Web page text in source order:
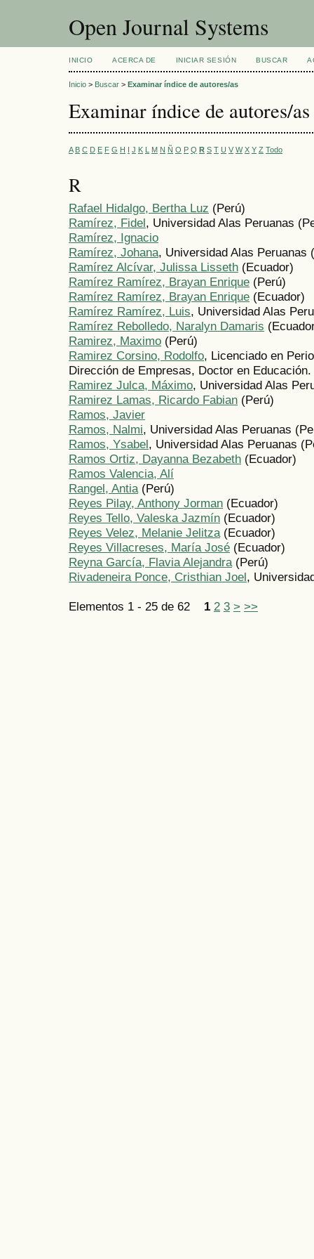
Open Journal Systems
INICIO ACERCA DE INICIAR SESIÓN BUSCAR
Inicio > Buscar > Examinar índice de autores/as
Examinar índice de autores/as
A B C D E F G H I J K L M N Ñ O P Q R S T U V W X Y Z Todo
R
Rafael Hidalgo, Bertha Luz (Perú)
Ramírez, Fidel, Universidad Alas Peruanas
Ramírez, Ignacio
Ramírez, Johana, Universidad Alas Peruanas
Ramírez Alcívar, Julissa Lisseth (Ecuador)
Ramírez Ramírez, Brayan Enrique (Perú)
Ramírez Ramírez, Brayan Enrique (Ecuador)
Ramírez Ramírez, Luis, Universidad Alas
Ramírez Rebolledo, Naralyn Damaris
Ramirez, Maximo (Perú)
Ramirez Corsino, Rodolfo, Licenciado en
Dirección de Empresas, Doctor en
Ramirez Julca, Máximo, Universidad Alas
Ramirez Lamas, Ricardo Fabian (Perú)
Ramos, Javier
Ramos, Nalmi, Universidad Alas Peruanas
Ramos, Ysabel, Universidad Alas Peruanas
Ramos Ortiz, Dayanna Bezabeth (Ecuador)
Ramos Valencia, Alí
Rangel, Antia(Perú)
Reyes Pilay, Anthony Jorman (Ecuador)
Reyes Tello, Valeska Jazmín (Ecuador)
Reyes Velez, Melanie Jelitza(Ecuador)
Reyes Villacreses, María José (Ecuador)
Reyna García, Flavia Alejandra(Perú)
Rivadeneira Ponce, Cristhian Joel,
Elementos 1 - 25 de 62 1 2 3 > >>